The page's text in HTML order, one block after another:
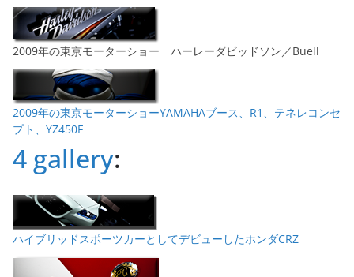
2009年の東京モーターショー ハーレーダビッドソン／Buell
2009年の東京モーターショーYAMAHAブース、R1、テネレコンセ
プト、YZ450F
4 gallery:
ハイブリッドスポーツカーとしてデビューしたホンダCRZ